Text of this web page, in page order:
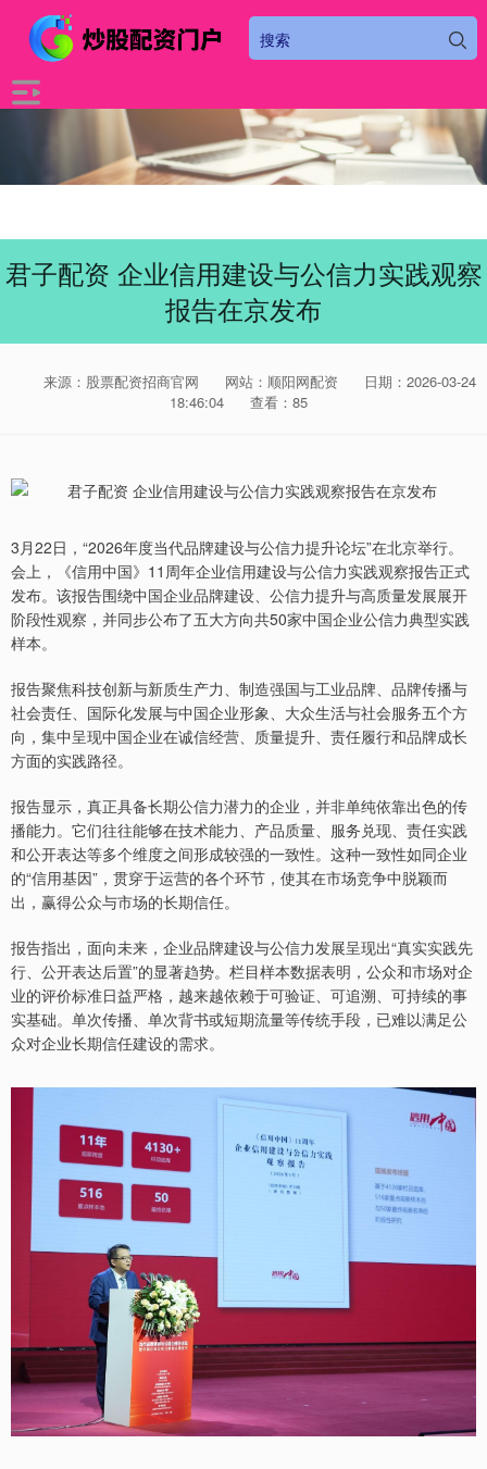
君子配资 企业信用建设与公信力实践观察
报告在京发布
来源：股票配资招商官网 网站：顺阳网配资
日期：2026-03-24
18:46:04
查看：85
3月22日，“2026年度当代品牌建设与公信力提升论坛”在北京举行。
会上，《信用中国》11周年企业信用建设与公信力实践观察报告正式
发布。该报告围绕中国企业品牌建设、公信力提升与高质量发展展开
阶段性观察，并同步公布了五大方向共50家中国企业公信力典型实践
样本。
报告聚焦科技创新与新质生产力、制造强国与工业品牌、品牌传播与
社会责任、国际化发展与中国企业形象、大众生活与社会服务五个方
向，集中呈现中国企业在诚信经营、质量提升、责任履行和品牌成长
方面的实践路径。
报告显示，真正具备长期公信力潜力的企业，并非单纯依靠出色的传
播能力。它们往往能够在技术能力、产品质量、服务兑现、责任实践
和公开表达等多个维度之间形成较强的一致性。这种一致性如同企业
的“信用基因”，贯穿于运营的各个环节，使其在市场竞争中脱颖而
出，赢得公众与市场的长期信任。
报告指出，面向未来，企业品牌建设与公信力发展呈现出“真实实践先
行、公开表达后置”的显著趋势。栏目样本数据表明，公众和市场对企
业的评价标准日益严格，越来越依赖于可验证、可追溯、可持续的事
实基础。单次传播、单次背书或短期流量等传统手段，已难以满足公
众对企业长期信任建设的需求。